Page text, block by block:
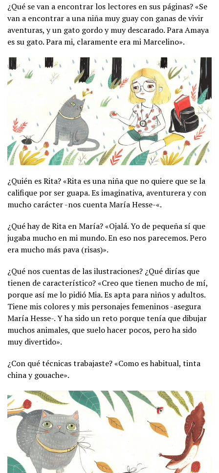
¿Qué se van a encontrar los lectores en sus páginas? «Se
van a encontrar a una niña muy guay con ganas de vivir
aventuras, y un gato gordo y muy descarado. Para Amaya
es su gato. Para mi, claramente era mi Marcelino».
¿Quién es Rita? «Rita es una niña que no quiere que se la
califique por ser guapa. Es imaginativa, aventurera y con
mucho carácter -nos cuenta María Hesse-«.
¿Qué hay de Rita en María? «Ojalá. Yo de pequeña sí que
jugaba mucho en mi mundo. En eso nos parecemos. Pero
era mucho más pava (risas)».
¿Qué nos cuentas de las ilustraciones? ¿Qué dirías que
tienen de característico? «Creo que tienen mucho de mí,
porque así me lo pidió Mia. Es apta para niños y adultos.
Tiene mis colores y mis personajes femeninos -asegura
María Hesse-. Y ha sido un reto porque tenía que dibujar
muchos animales, que suelo hacer pocos, pero ha sido
muy divertido».
¿Con qué técnicas trabajaste? «Como es habitual, tinta
china y gouache».